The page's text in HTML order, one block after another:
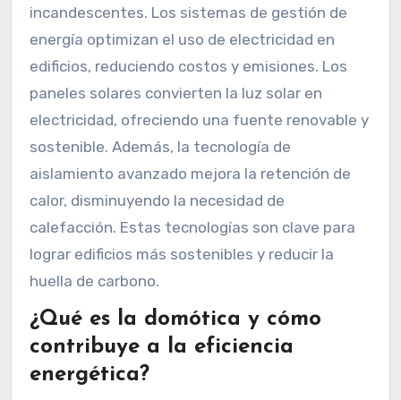
incandescentes. Los sistemas de gestión de
energía optimizan el uso de electricidad en
edificios, reduciendo costos y emisiones. Los
paneles solares convierten la luz solar en
electricidad, ofreciendo una fuente renovable y
sostenible. Además, la tecnología de
aislamiento avanzado mejora la retención de
calor, disminuyendo la necesidad de
calefacción. Estas tecnologías son clave para
lograr edificios más sostenibles y reducir la
huella de carbono.
¿Qué es la domótica y cómo
contribuye a la eficiencia
energética?